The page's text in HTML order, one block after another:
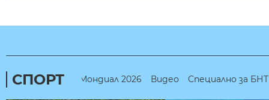
СПОРТ Мондиал 2026 Видео Специално за БНТ